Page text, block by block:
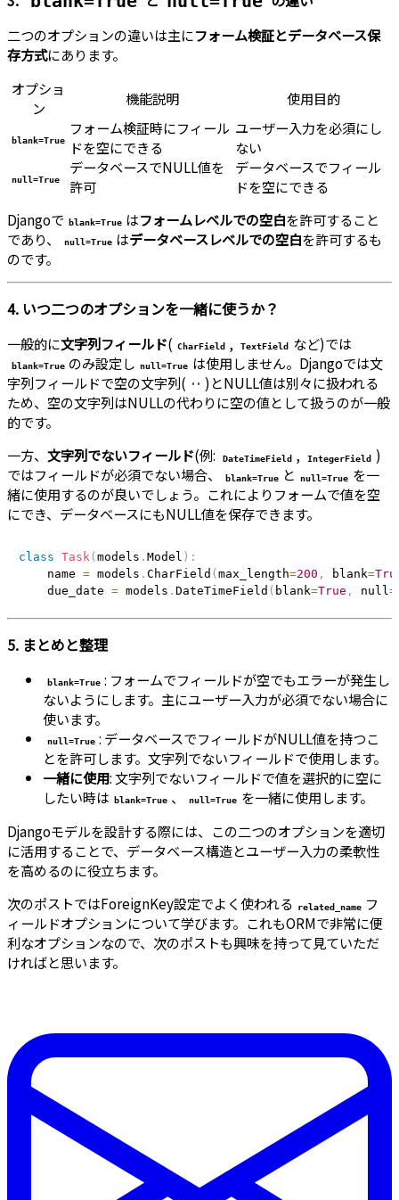
二つのオプションの違いは主にフォーム検証とデータベース保
存方式にあります。
オプショ
ン
機能説明 使用目的
blank=True
フォーム検証時にフィール
ドを空にできる
ユーザー入力を必須にし
ない
null=True
データベースでNULL値を
許可
データベースでフィール
ドを空にできる
Djangoで blank=True はフォームレベルでの空白を許可すること
であり、
null=True はデータベースレベルでの空白を許可するも
のです。
4. いつ二つのオプションを一緒に使うか？
一般的に文字列フィールド( CharField , TextField など)では
blank=True のみ設定し null=True は使用しません。Djangoでは文
字列フィールドで空の文字列(
'' )とNULL値は別々に扱われる
ため、空の文字列はNULLの代わりに空の値として扱うのが一般
的です。
一方、 文字列でないフィールド(例: DateTimeField , IntegerField )
ではフィールドが必須でない場合、
blank=True と null=True を一
緒に使用するのが良いでしょう。これによりフォームで値を空
にでき、データベースにもNULL値を保存できます。
class Task( models . Model ) :
    name
= models . CharField ( max_length=200 , blank=
    due_date
= models . DateTimeField ( blank=True , null=
5. まとめと整理
blank=True : フォームでフィールドが空でもエラーが発生し
ないようにします。主にユーザー入力が必須でない場合に
使います。
null=True : データベースでフィールドがNULL値を持つこ
とを許可します。文字列でないフィールドで使用します。
一緒に使用: 文字列でないフィールドで値を選択的に空に
したい時は blank=True 、 null=True を一緒に使用します。
Djangoモデルを設計する際には、この二つのオプションを適切
に活用することで、データベース構造とユーザー入力の柔軟性
を高めるのに役立ちます。
次のポストではForeignKey設定でよく使われる related_name フ
ィールドオプションについて学びます。これもORMで非常に便
利なオプションなので、次のポストも興味を持って見ていただ
ければと思います。